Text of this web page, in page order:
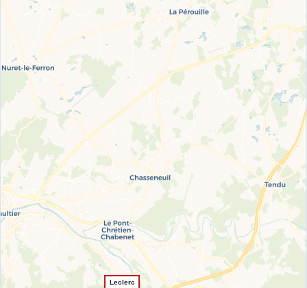
Leclerc